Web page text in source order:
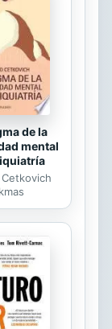
al
V. von
de la
mental